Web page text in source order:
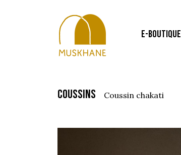
E-BOUTIQUE
coussins coussin chakati